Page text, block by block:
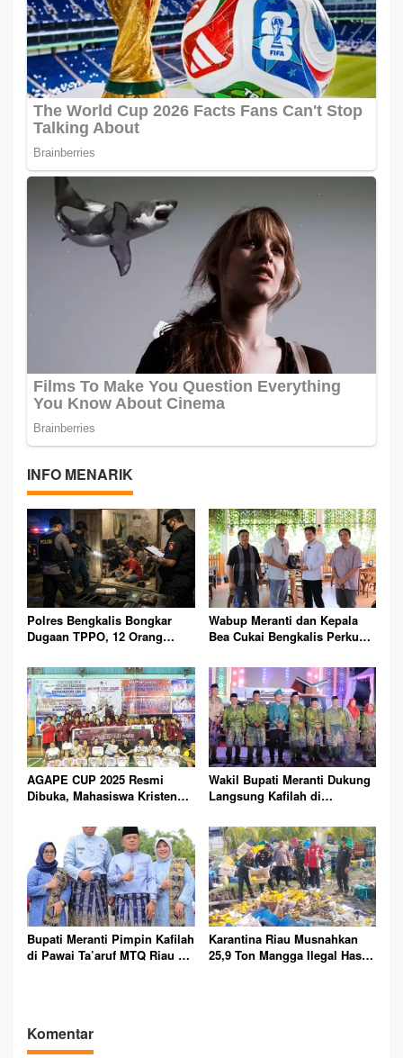
INFO MENARIK
Polres Bengkalis Bongkar
Dugaan TPPO, 12 Orang
Penampungan
Wabup Meranti dan Kepala
Bea Cukai Bengkalis Perkuat
Kepabeanan
AGAPE CUP 2025 Resmi
Dibuka, Mahasiswa Kristen
Wakil Bupati Meranti Dukung
Langsung Kafilah di
Bupati Meranti Pimpin Kafilah
di Pawai Ta’aruf MTQ Riau ke-
Karantina Riau Musnahkan
25,9 Ton Mangga Ilegal Hasil
Komentar